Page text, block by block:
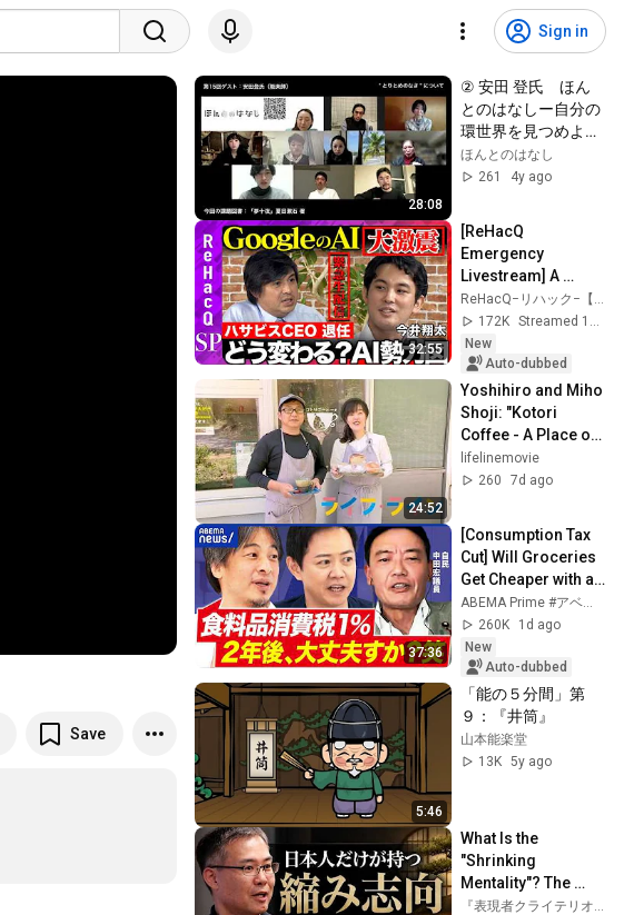
Sign in
Save
28:08
② 安田 登氏　ほん
とのはなしー自分の
環世界を見つめよう
ー
ほんとのはなし
261
4y ago
32:55
[ReHacQ
Emergency
Livestream] A
Massive Shake-Up!
How Will Google's
AI Strategy
Change? [Hiroki T...
ReHacQ−リハック−【公式】
172K
Streamed 1d ago
New
Auto-dubbed
24:52
Yoshihiro and Miho
Shoji: "Kotori
Coffee - A Place of
Comfort" | Speaker:
Hirooki Sekine
lifelinemovie
260
7d ago
37:36
[Consumption Tax
Cut] Will Groceries
Get Cheaper with an
8% to 1% Tax Rate?
Can It Really Go
Back...
ABEMA Prime #アベプラ【公式】
260K
1d ago
New
Auto-dubbed
5:46
「能の５分間」第
９：『井筒』
山本能楽堂
13K 5y ago
What Is the
"Shrinking
Mentality"? The
Secret to Japanese